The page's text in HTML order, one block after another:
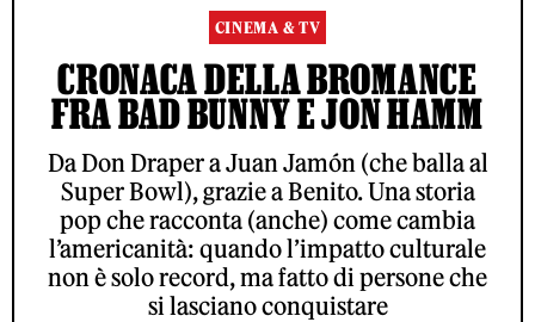
CINEMA & TV
CRONACA DELLA BROMANCE
FRA BAD BUNNY E JON HAMM
Da Don Draper a Juan Jamón (che balla al
Super Bowl), grazie a Benito. Una storia
pop che racconta (anche) come cambia
l’americanità: quando l’impatto culturale
non è solo record, ma fatto di persone che
si lasciano conquistare